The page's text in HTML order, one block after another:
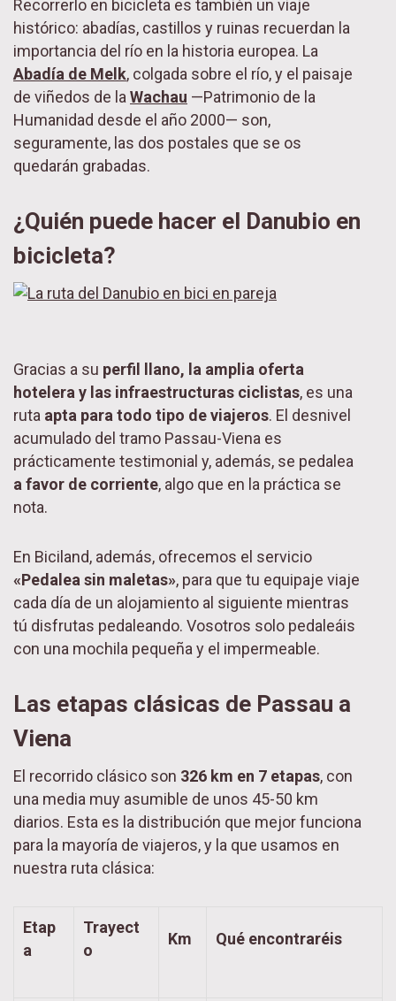
Recorrerlo en bicicleta es también un viaje
histórico: abadías, castillos y ruinas recuerdan la
importancia del río en la historia europea. La
Abadía de Melk, colgada sobre el río, y el paisaje
de viñedos de la Wachau —Patrimonio de la
Humanidad desde el año 2000— son,
seguramente, las dos postales que se os
quedarán grabadas.
¿Quién puede hacer el Danubio en
bicicleta?
Gracias a su perfil llano, la amplia oferta
hotelera y las infraestructuras ciclistas, es una
ruta apta para todo tipo de viajeros. El desnivel
acumulado del tramo Passau-Viena es
prácticamente testimonial y, además, se pedalea
a favor de corriente, algo que en la práctica se
nota.
En Biciland, además, ofrecemos el servicio
«Pedalea sin maletas», para que tu equipaje viaje
cada día de un alojamiento al siguiente mientras
tú disfrutas pedaleando. Vosotros solo pedaleáis
con una mochila pequeña y el impermeable.
Las etapas clásicas de Passau a
Viena
El recorrido clásico son 326 km en 7 etapas, con
una media muy asumible de unos 45-50 km
diarios. Esta es la distribución que mejor funciona
para la mayoría de viajeros, y la que usamos en
nuestra ruta clásica:
Etap
a
Trayect
o
Km Qué encontraréis